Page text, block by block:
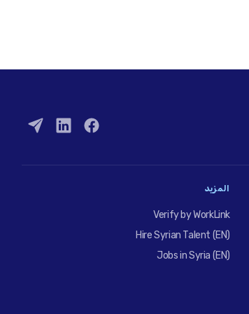
المزيد
Verify by WorkLink
Hire Syrian Talent (EN)
Jobs in Syria (EN)